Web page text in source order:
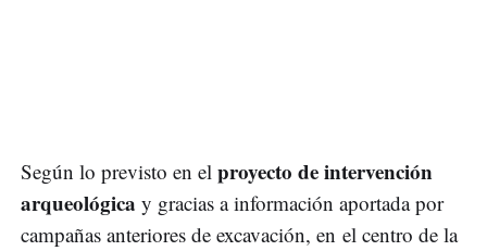
Según lo previsto en el proyecto de intervención
arqueológica y gracias a información aportada por
campañas anteriores de excavación, en el centro de la